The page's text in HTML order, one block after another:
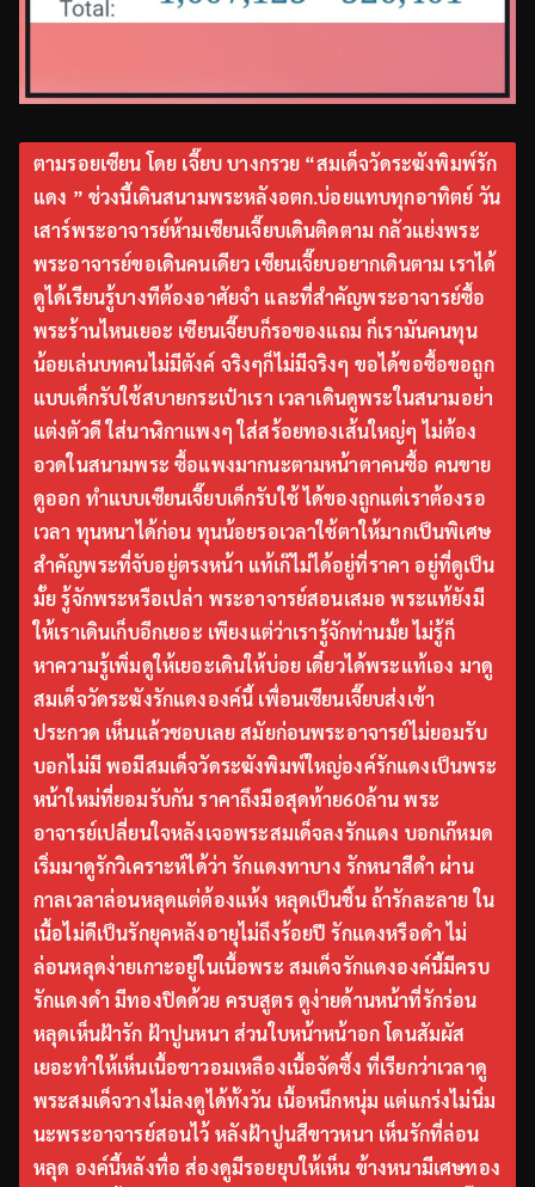
ตามรอยเซียน โดย เจี๊ยบ บางกรวย “สมเด็จวัดระฆังพิมพ์รัก
แดง ” ช่วงนี้เดินสนามพระหลังอตก.บ่อยแทบทุกอาทิตย์ วัน
เสาร์พระอาจารย์ห้ามเซียนเจี๊ยบเดินติดตาม กลัวแย่งพระ
พระอาจารย์ขอเดินคนเดียว เซียนเจี๊ยบอยากเดินตาม เราได้
ดูได้เรียนรู้บางทีต้องอาศัยจำ และที่สำคัญพระอาจารย์ซื้อ
พระร้านไหนเยอะ เซียนเจี๊ยบก็รอของแถม ก็เรามันคนทุน
น้อยเล่นบทคนไม่มีตังค์ จริงๆก็ไม่มีจริงๆ ขอได้ขอซื้อขอถูก
แบบเด็กรับใช้สบายกระเป๋าเรา เวลาเดินดูพระในสนามอย่า
แต่งตัวดี ใส่นาฬิกาแพงๆ ใส่สร้อยทองเส้นใหญ่ๆ ไม่ต้อง
อวดในสนามพระ ซื้อแพงมากนะตามหน้าตาคนซื้อ คนขาย
ดูออก ทำแบบเซียนเจี๊ยบเด็กรับใช้ ได้ของถูกแต่เราต้องรอ
เวลา ทุนหนาได้ก่อน ทุนน้อยรอเวลาใช้ตาให้มากเป็นพิเศษ
สำคัญพระที่จับอยู่ตรงหน้า แท้เก๊ไม่ได้อยู่ที่ราคา อยู่ที่ดูเป็น
มั้ย รู้จักพระหรือเปล่า พระอาจารย์สอนเสมอ พระแท้ยังมี
ให้เราเดินเก็บอีกเยอะ เพียงแต่ว่าเรารู้จักท่านมั้ย ไม่รู้ก็
หาความรู้เพิ่มดูให้เยอะเดินให้บ่อย เดี๋ยวได้พระแท้เอง มาดู
สมเด็จวัดระฆังรักแดงองค์นี้ เพื่อนเซียนเจี๊ยบส่งเข้า
ประกวด เห็นแล้วชอบเลย สมัยก่อนพระอาจารย์ไม่ยอมรับ
บอกไม่มี พอมีสมเด็จวัดระฆังพิมพ์ใหญ่องค์รักแดงเป็นพระ
หน้าใหม่ที่ยอมรับกัน ราคาถึงมือสุดท้าย60ล้าน พระ
อาจารย์เปลี่ยนใจหลังเจอพระสมเด็จลงรักแดง บอกเก๊หมด
เริ่มมาดูรักวิเคราะห์ได้ว่า รักแดงทาบาง รักหนาสีดำ ผ่าน
กาลเวลาล่อนหลุดแต่ต้องแห้ง หลุดเป็นชิ้น ถ้ารักละลาย ใน
เนื้อไม่ดีเป็นรักยุคหลังอายุไม่ถึงร้อยปี รักแดงหรือดำ ไม่
ล่อนหลุดง่ายเกาะอยู่ในเนื้อพระ สมเด็จรักแดงองค์นี้มีครบ
รักแดงดำ มีทองปิดด้วย ครบสูตร ดูง่ายด้านหน้าที่รักร่อน
หลุดเห็นฝ้ารัก ฝ้าปูนหนา ส่วนใบหน้าหน้าอก โดนสัมผัส
เยอะทำให้เห็นเนื้อขาวอมเหลืองเนื้อจัดซึ้ง ที่เรียกว่าเวลาดู
พระสมเด็จวางไม่ลงดูได้ทั้งวัน เนื้อหนึกหนุ่ม แต่แกร่งไม่นิ่ม
นะพระอาจารย์สอนไว้ หลังฝ้าปูนสีขาวหนา เห็นรักที่ล่อน
หลุด องค์นี้หลังทื่อ ส่องดูมีรอยยุบให้เห็น ข้างหนามีเศษทอง